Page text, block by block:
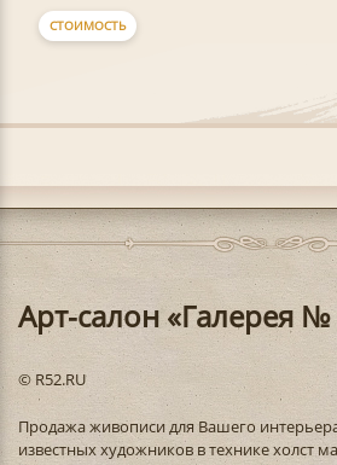
СТОИМОСТЬ
Арт-салон «Галерея №
© R52.RU
Продажа живописи для Вашего
известных художников в технике холст